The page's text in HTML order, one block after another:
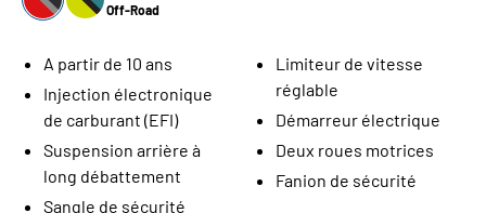
Off-Road
A partir de 10 ans
Injection électronique
de carburant (EFI)
Suspension arrière à
long débattement
Sangle de sécurité
Limiteur de vitesse
réglable
Démarreur électrique
Deux roues motrices
Fanion de sécurité